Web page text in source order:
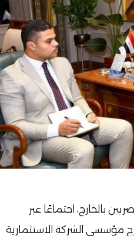
بالخارج، اجتماعًا عبر
مؤسسي الشركة الاستثمارية